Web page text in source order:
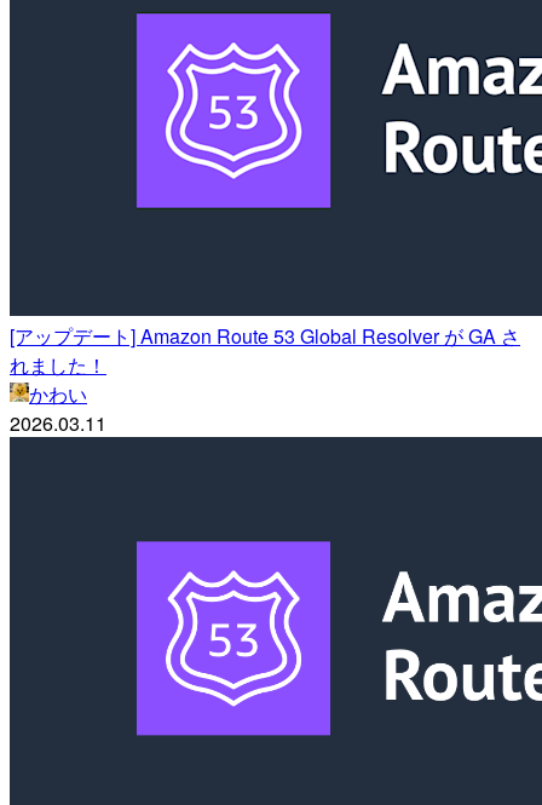
[アップデート] Amazon Route 53 Global Resolver が GA さ
れました！
かわい
2026.03.11